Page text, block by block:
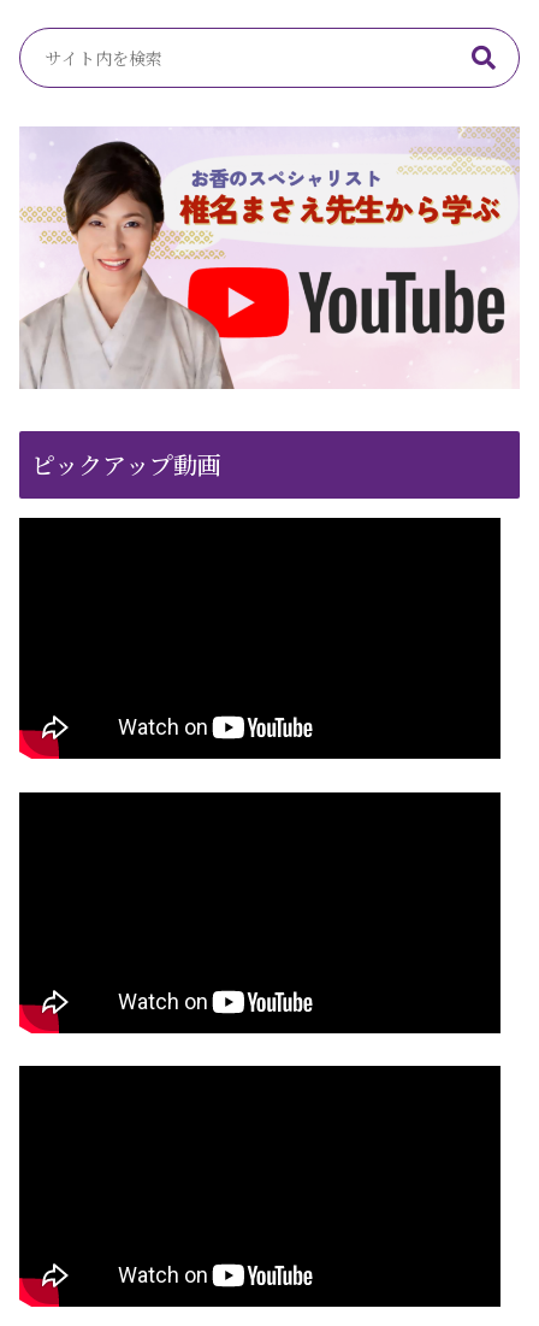
ピックアップ動画